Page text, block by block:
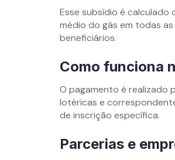
Esse subsídio é calculado
médio do gás em todas
beneficiários.
Como funciona
O pagamento é realizado
lotéricas e
de inscrição específica.
Parcerias e